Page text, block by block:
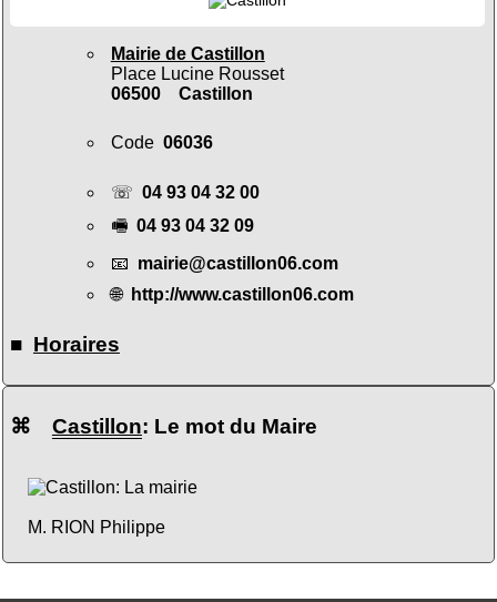
Mairie de Castillon
Place Lucine Rousset
06500 Castillon
Code 06036
☏ 04 93 04 32 00
🖷 04 93 04 32 09
📧 mairie@castillon06.com
🌐 http://www.castillon06.com
■ Horaires
⌘ Castillon: Le mot du Maire
M. RION Philippe